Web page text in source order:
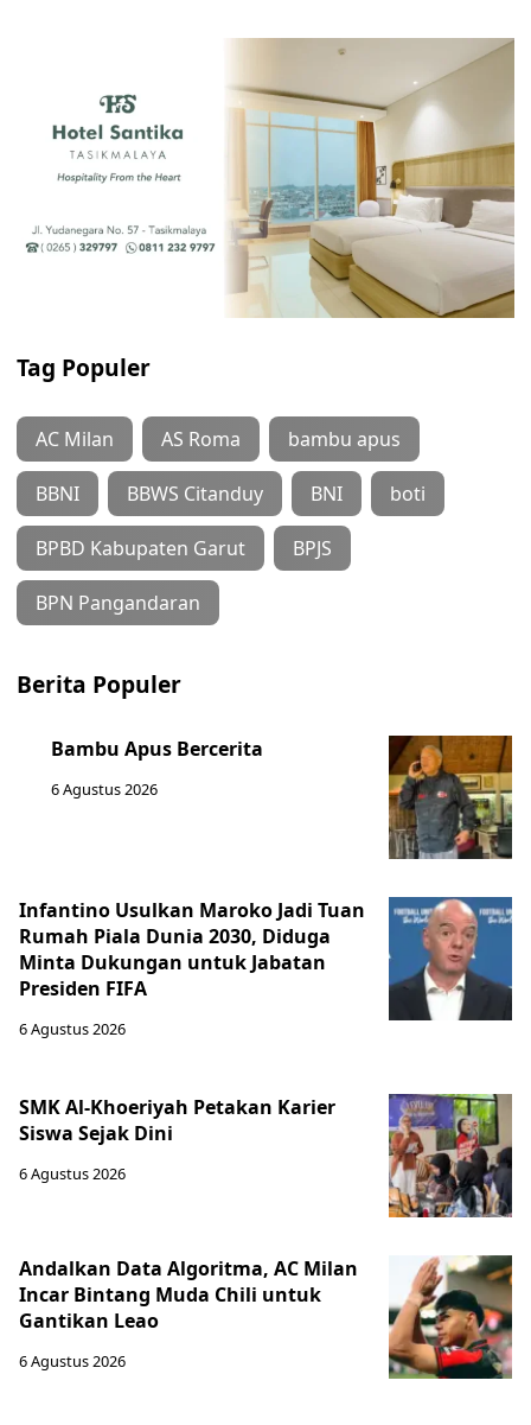
Tag Populer
AC Milan AS Roma bambu apus
BBNI BBWS Citanduy BNI boti
BPBD Kabupaten Garut BPJS
BPN Pangandaran
Berita Populer
Bambu Apus Bercerita
6 Agustus 2026
Infantino Usulkan Maroko Jadi Tuan
Rumah Piala Dunia 2030, Diduga
Minta Dukungan untuk Jabatan
Presiden FIFA
6 Agustus 2026
SMK Al-Khoeriyah Petakan Karier
Siswa Sejak Dini
6 Agustus 2026
Andalkan Data Algoritma, AC Milan
Incar Bintang Muda Chili untuk
Gantikan Leao
6 Agustus 2026